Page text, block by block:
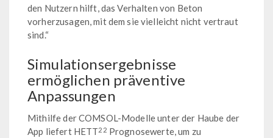
den Nutzern hilft, das Verhalten von Beton
vorherzusagen, mit dem sie vielleicht nicht vertraut
sind.“
Simulationsergebnisse
ermöglichen präventive
Anpassungen
Mithilfe der COMSOL-Modelle unter der Haube der
App liefert HETT22 Prognosewerte, um zu